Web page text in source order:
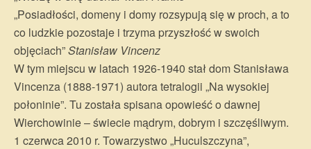
„Posiadłości, domeny i domy rozsypują się w proch, a to
co ludzkie pozostaje i trzyma przyszłość w swoich
objęciach”Stanisław Vincenz
W tym miejscu w latach 1926-1940 stał dom Stanisława
Vincenza (1888-1971) autora tetralogii „Na wysokiej
połoninie”. Tu została spisana opowieść o dawnej
Wierchowinie – świecie mądrym, dobrym i szczęśliwym.
1 czerwca 2010 r. Towarzystwo „Huculszczyna”,